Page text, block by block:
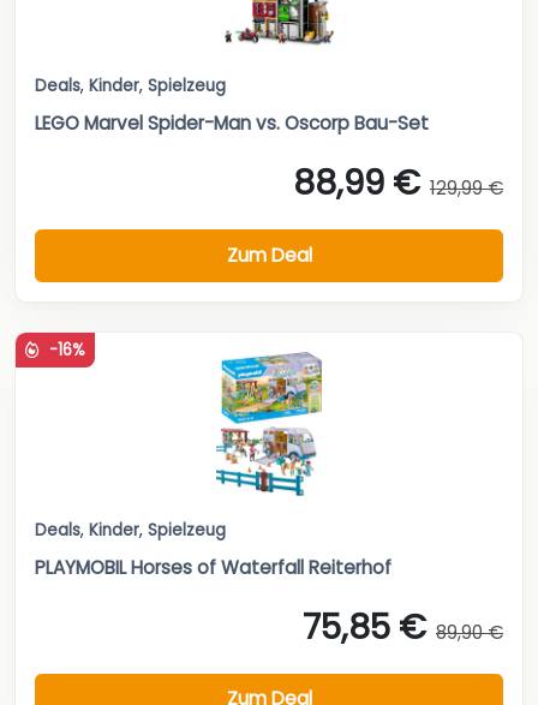
Deals, Kinder, Spielzeug
LEGO Marvel Spider-Man vs. Oscorp Bau-Set
88,99 € 129,99 €
Zum Deal
-16%
Deals, Kinder, Spielzeug
PLAYMOBIL Horses of Waterfall Reiterhof
75,85 € 89,90 €
Zum Deal